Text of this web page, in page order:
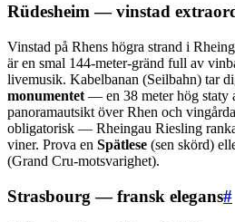
Rüdesheim — vinstad
Vinstad på Rhens högra strand i
är en smal 144-meter-gränd full av
livemusik. Kabelbanan (Seilbahn) tar
monumentet — en 38 meter hög staty
panoramautsikt över Rhen och
obligatorisk — Rheingau Riesling
viner. Prova en Spätlese (sen skörd)
(Grand Cru-motsvarighet).
Strasbourg — fransk elegans#